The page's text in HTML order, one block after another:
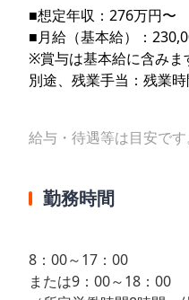
■想定年収：276万円〜
■月給（基本給）：
※賞与は基本給に含みま
別途、残業手当：残業
給与・待遇等は目安で
勤務時間
8：00～17：00
または9：00～18：00